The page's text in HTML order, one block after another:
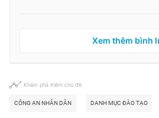
Xem thêm bình
Khám phá thêm chủ đề
CÔNG AN NHÂN DÂN DANH MỤC ĐÀO TẠO